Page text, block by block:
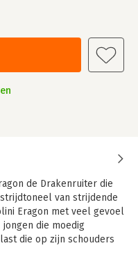
de Drakenruiter die
van strijdende
Eragon met veel gevoel
die moedig
die op zijn schouders